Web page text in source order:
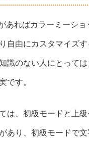
あればカラーミーショ
自由にカスタマイズす
識のない人にとって
です。
は、初級モードと上
あり、初級モードで